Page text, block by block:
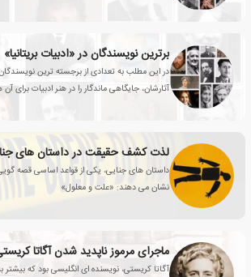
برترین نویسندگان در «ادبیات بریتانیا»
در این مطلب به تعدادی از برجسته ترین نویسندگان
آثارشان، جایگاهی ماندگار را در هنر ادبیات برای
لذت کشف حقیقت در داستان های
داستان های جنایی، یکی از قواعد اساسی قصه
نشان می دهند: «علت و معلول»
ماجرای مرموز ناپدید شدن آگاتا
آگاتا کریستی، نویسنده ای انگلیسی بود که